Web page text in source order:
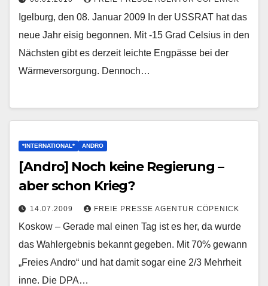
Igelburg, den 08. Januar 2009 In der USSRAT hat das
neue Jahr eisig begonnen. Mit -15 Grad Celsius in den
Nächsten gibt es derzeit leichte Engpässe bei der
Wärmeversorgung. Dennoch…
*INTERNATIONAL* ANDRO
[Andro] Noch keine Regierung –
aber schon Krieg?
14.07.2009 FREIE PRESSE AGENTUR CÖPENICK
Koskow – Gerade mal einen Tag ist es her, da wurde
das Wahlergebnis bekannt gegeben. Mit 70% gewann
„Freies Andro“ und hat damit sogar eine 2/3 Mehrheit
inne. Die DPA…